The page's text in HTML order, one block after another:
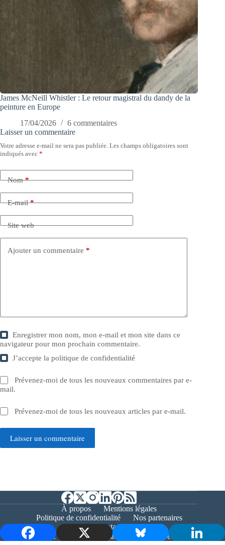
James McNeill Whistler : Le retour magistral du dandy de la
peinture en Europe
17/04/2026
6 commentaires
Laisser un commentaire
Votre adresse e-mail ne sera pas publiée. Les champs obligatoires sont
indiqués avec *
Nom*
E-mail*
Site web
Ajouter un commentaire *
Enregistrer mon nom, mon e-mail et mon site dans ce
navigateur pour mon prochain commentaire.
J’accepte lapolitique de confidentialité
Prévenez-moi de tous les nouveaux commentaires par e-
mail.
Prévenez-moi de tous les nouveaux articles par e-mail.
Laisser un commentaire
À propos
Mentions légales
Politique de confidentialité
Nos partenaires
Contact
Copyright © 2026 - Bernieshoot.fr Journal Web